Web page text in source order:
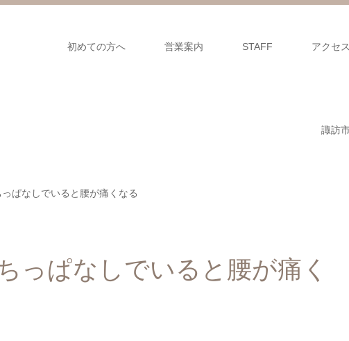
初めての方へ 営業案内 STAFF アクセス
諏訪
っぱなしでいると腰が痛くなる
っぱなしでいると腰が痛く